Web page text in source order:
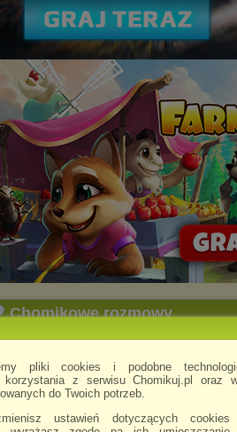
pliki cookies i podobne
korzystania z serwisu Chomikuj.pl oraz
do Twoich potrzeb.
ustawień dotyczących
Chomikowe rozmowy